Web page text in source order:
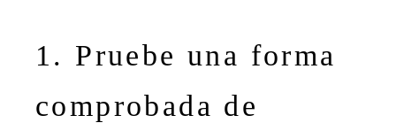
1. Pruebe una forma
comprobada de